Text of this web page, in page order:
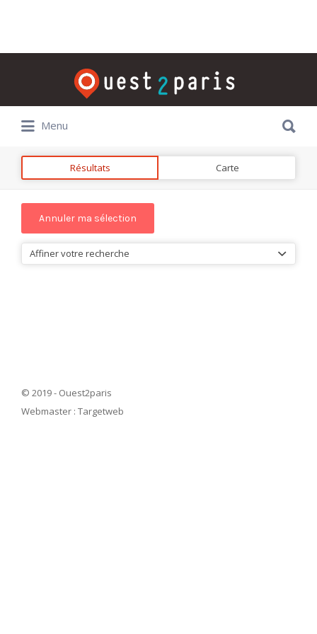
Rechercher:
Menu
Résultats Carte
Affiner votre recherche
© 2019 - Ouest2paris
Webmaster : Targetweb